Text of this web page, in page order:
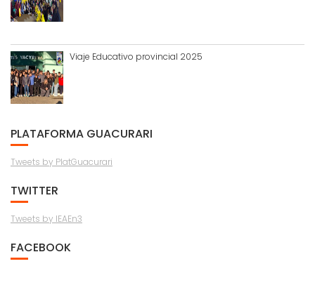
Viaje Educativo provincial 2025
PLATAFORMA GUACURARI
Tweets by PlatGuacurari
TWITTER
Tweets by IEAEn3
FACEBOOK